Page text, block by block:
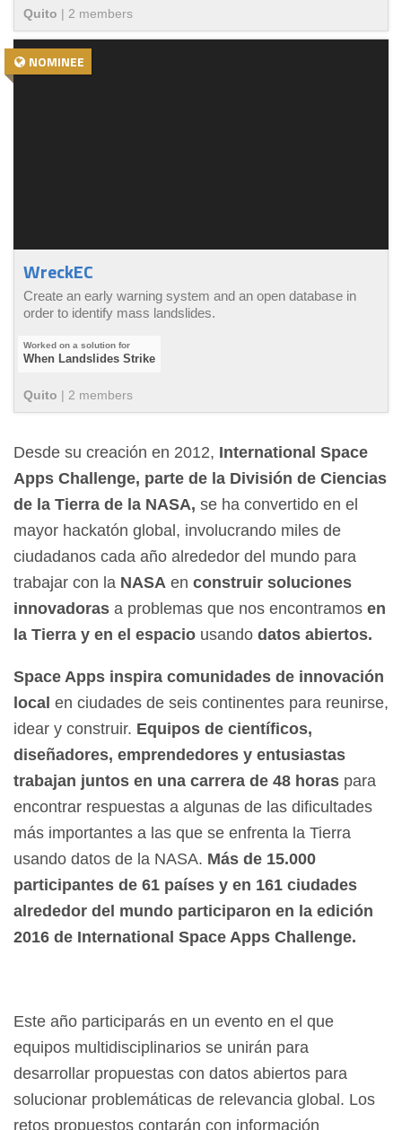
Quito | 2 members
NOMINEE
WreckEC
Create an early warning system and an open database in
order to identify mass landslides.
When Landslides Strike
Quito | 2 members
Desde su creación en 2012, International Space
Apps Challenge, parte de la División de Ciencias
de la Tierra de la NASA, se ha convertido en el
mayor hackatón global, involucrando miles de
ciudadanos cada año alrededor del mundo para
trabajar con la NASA en construir soluciones
innovadoras a problemas que nos encontramos en
la Tierra y en el espacio usando datos abiertos.
Space Apps inspira comunidades de innovación
local en ciudades de seis continentes para reunirse,
idear y construir. Equipos de científicos,
diseñadores, emprendedores y entusiastas
trabajan juntos en una carrera de 48 horas para
encontrar respuestas a algunas de las dificultades
más importantes a las que se enfrenta la Tierra
usando datos de la NASA. Más de 15.000
participantes de 61 países y en 161 ciudades
alrededor del mundo participaron en la edición
2016 de International Space Apps Challenge.
Este año participarás en un evento en el que
equipos multidisciplinarios se unirán para
desarrollar propuestas con datos abiertos para
solucionar problemáticas de relevancia global. Los
retos propuestos contarán con información